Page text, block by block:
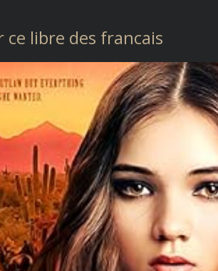
ce libre des francais